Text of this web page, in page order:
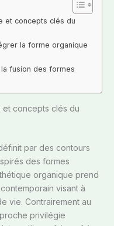
et concepts clés du
la forme organique
fusion des formes
et concepts clés du
par des contours
des formes
organique prend
visant à
vie. Contrairement au
privilégie